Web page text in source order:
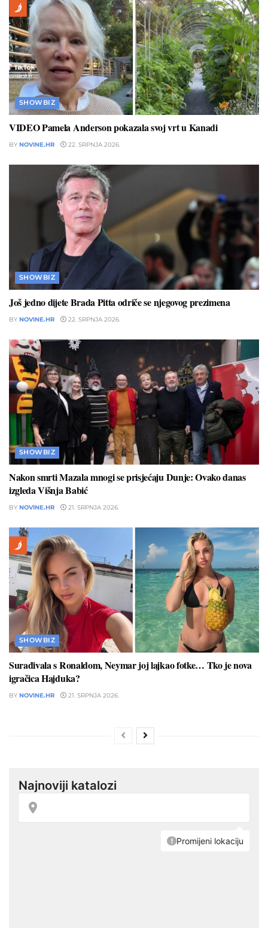
SHOWBIZ
VIDEO Pamela Anderson pokazala svoj vrt u Kanadi
BY NOVINE.HR 22. SRPNJA 2026.
SHOWBIZ
Još jedno dijete Brada Pitta odriče se njegovog prezimena
BY NOVINE.HR 22. SRPNJA 2026.
SHOWBIZ
Nakon smrti Mazala mnogi se prisjećaju Dunje: Ovako danas
izgleda Višnja Babić
BY NOVINE.HR 21. SRPNJA 2026.
SHOWBIZ
Surađivala s Ronaldom, Neymar joj lajkao fotke… Tko je nova
igračica Hajduka?
BY NOVINE.HR 21. SRPNJA 2026.